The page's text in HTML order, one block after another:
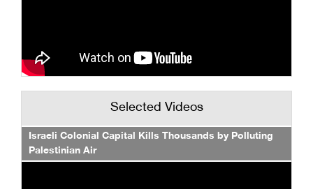
Selected Videos
Israeli Colonial Capital Kills Thousands by Polluting
Palestinian Air